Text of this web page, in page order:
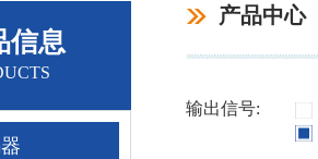
信息
产品中心
输出信号: